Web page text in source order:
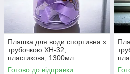
Пляшка для води спортивна з
трубочкою XH-32,
пластикова, 1300мл
Готово до відправки